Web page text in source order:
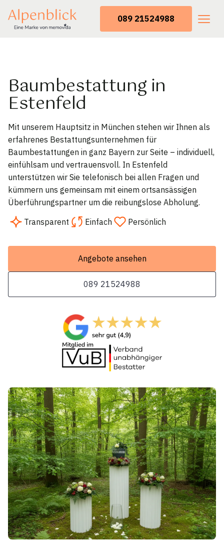
089 21524988
Baumbestattung in
Estenfeld
Mit unserem Hauptsitz in München stehen wir Ihnen als
erfahrenes Bestattungsunternehmen für
Baumbestattungen in ganz Bayern zur Seite – individuell,
einfühlsam und vertrauensvoll. In Estenfeld
unterstützen wir Sie telefonisch bei allen Fragen und
kümmern uns gemeinsam mit einem ortsansässigen
Überführungspartner um die reibungslose Abholung.
Transparent
Einfach Persönlich
Angebote ansehen
089 21524988